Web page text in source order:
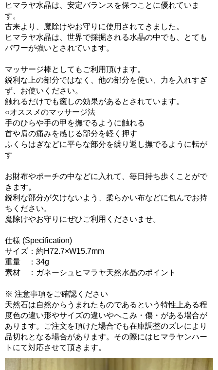
ヒマラヤ水晶は、安定バランスを保つことに優れていま
す。
古来より、魔除けやお守りに使用されてきました。
ヒマラヤ水晶は、世界で採掘される水晶の中でも、とても
パワーが強いとされています。
マッサージ棒としてもご利用頂けます。
鋭利な上の部分ではなく、他の部分を使い、力を入れすぎ
ず、お使いください。
触れるだけでも癒しの効果があるとされています。
○オススメのマッサージ法
手のひらや手の甲を撫でるように触れる
首や肩の痛みを感じる部分を軽く押す
ふくらはぎなどに平らな部分を繰り返し撫でるように転が
す
お財布やポーチの中などに入れて、毎日持ち歩くことがで
きます。
鋭利な部分が欠けないよう、柔らかい布などに包んでお持
ちください。
魔除けやお守りにぜひご利用くださいませ。
仕様 (Specification)
サイズ：約H72.7×W15.7mm
重量 ：34g
素材 ：ガネーシュヒマラヤ天然水晶のポイント
※ 注意事項をご確認ください
天然石は自然からうまれたものであるという特性上ある程
度色の違い形やサイズの違いやへこみ・傷・がある場合が
あります。ご注文を頂けた場合でも在庫調整のズレにより
品切れとなる場合があります。その際にはヒマラヤンハー
トにて対応させて頂きます。